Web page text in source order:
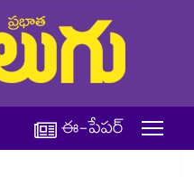
ఈ-పేపర్